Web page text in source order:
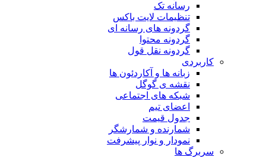
رسانه تک
تنظیمات لایت باکس
گردونه های رسانه ای
گردونه محتوا
گردونه نقل قول
کاربردی
زبانه ها و آکاردئون ها
نقشه ی گوگل
شبکه های اجتماعی
اعضای تیم
جدول قیمت
شمارنده و شمارشگر
نمودار و نوار پیشرفت
سربرگ ها